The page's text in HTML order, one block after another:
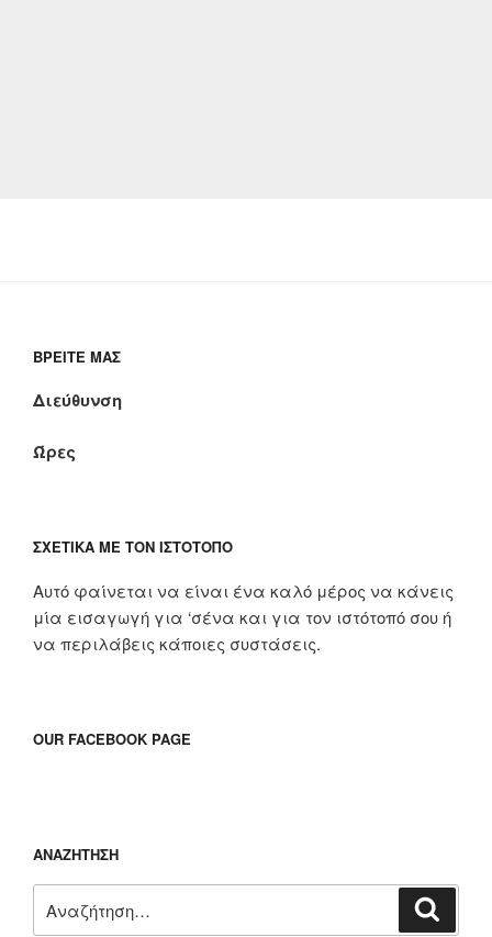
ΒΡΕΊΤΕ ΜΑΣ
Διεύθυνση
Ώρες
ΣΧΕΤΙΚΆ ΜΕ ΤΟΝ ΙΣΤΌΤΟΠΟ
Αυτό φαίνεται να είναι ένα καλό μέρος να κάνεις
μία εισαγωγή για ‘σένα και για τον ιστότοπό σου ή
να περιλάβεις κάποιες συστάσεις.
OUR FACEBOOK PAGE
ΑΝΑΖΉΤΗΣΗ
για: